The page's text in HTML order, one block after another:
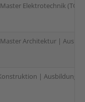
Elektrotechnik
Architektur |
| Ausbildung